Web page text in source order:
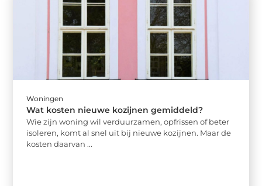
Woningen
Wat kosten nieuwe kozijnen gemiddeld?
Wie zijn woning wil verduurzamen, opfrissen of beter
isoleren, komt al snel uit bij nieuwe kozijnen. Maar de
kosten daarvan ...